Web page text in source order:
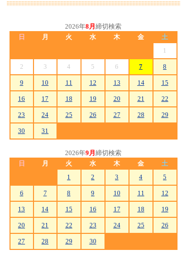
2026年8月 締切検索
日
月 火 水 木 金
土
1
2 3 4 5 6 7 8
9 10 11 12 13 14 15
16 17 18 19 20 21 22
23 24 25 26 27 28 29
30 31
2026年9月 締切検索
日
月 火 水 木 金
土
1
2 3 4 5
6 7 8 9 10 11 12
13 14 15 16 17 18 19
20 21 22 23 24 25 26
27 28 29 30